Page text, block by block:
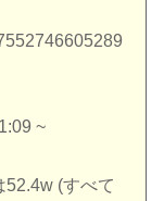
~
(すべて